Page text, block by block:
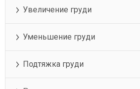
Увеличение груди
Уменьшение груди
Подтяжка груди